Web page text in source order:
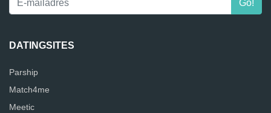
DATINGSITES
Parship
Match4me
Meetic